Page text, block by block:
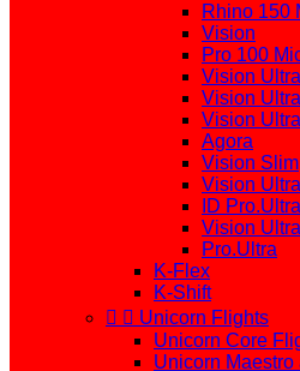
Rhino 150
Vision
Pro 100
Vision Ultra
Vision
Vision
Agora
Vision Slim
Vision
ID Pro.Ultra
Vision
Pro.Ultra
K-Flex
K-Shift
  Unicorn Flights
Unicorn Core
Unicorn